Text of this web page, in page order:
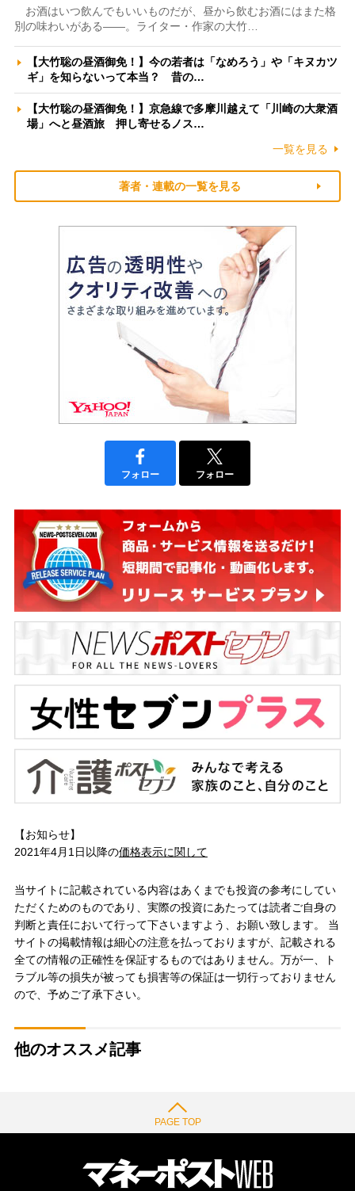
お酒はいつ飲んでもいいものだが、昼から飲むお酒にはまた格
別の味わいがある――。ライター・作家の大竹…
【大竹聡の昼酒御免！】今の若者は「なめろう」や「キヌカツ
ギ」を知らないって本当？ 昔の…
【大竹聡の昼酒御免！】京急線で多摩川越えて「川崎の大衆酒
場」へと昼酒旅 押し寄せるノス…
一覧を見る
著者・連載の一覧を見る
フォロー フォロー
【お知らせ】
2021年4月1日以降の価格表示に関して
当サイトに記載されている内容はあくまでも投資の参考にしてい
ただくためのものであり、実際の投資にあたっては読者ご自身の
判断と責任において行って下さいますよう、お願い致します。 当
サイトの掲載情報は細心の注意を払っておりますが、記載される
全ての情報の正確性を保証するものではありません。万が一、ト
ラブル等の損失が被っても損害等の保証は一切行っておりません
ので、予めご了承下さい。
他のオススメ記事
PAGE TOP